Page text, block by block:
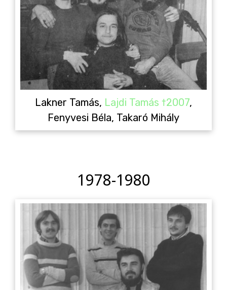
Lakner Tamás, Lajdi Tamás †2007,
Fenyvesi Béla, Takaró Mihály
1978-1980